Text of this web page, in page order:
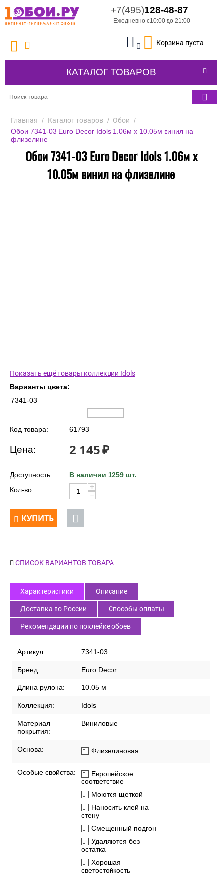
+7(495)128-48-87
Ежедневно с10:00 до 21:00
Корзина пуста
КАТАЛОГ ТОВАРОВ
Главная / Каталог товаров / Обои /
Обои 7341-03 Euro Decor Idols 1.06м x 10.05м винил на
флизелине
Обои 7341-03 Euro Decor Idols 1.06м x
10.05м винил на флизелине
Показать ещё товары коллекции Idols
Варианты цвета:
7341-03
Код товара: 61793
Цена: 2 145₽
Доступность:
В наличии 1259 шт.
Кол-во:
+
−
КУПИТЬ
СПИСОК ВАРИАНТОВ ТОВАРА
Характеристики Описание
Доставка по России Способы оплаты
Рекомендации по поклейке обоев
Артикул: 7341-03
Бренд: Euro Decor
Длина рулона: 10.05 м
Коллекция: Idols
Материал
покрытия:
Виниловые
Основа: Флизелиновая
Особые свойства:
Европейское
соответствие
Моются щеткой
Наносить клей на
стену
Смещенный подгон
Удаляются без
остатка
Хорошая
светостойкость